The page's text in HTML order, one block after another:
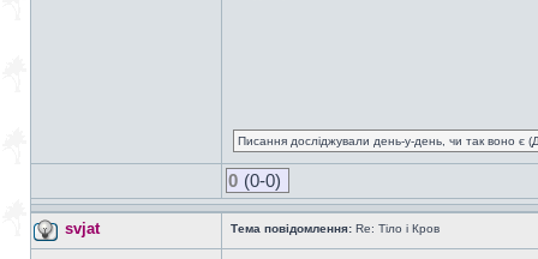
Писання досліджували день-у-день, чи так воно є
0 (0-0)
svjat Тема повідомлення: Re: Тіло і Кров